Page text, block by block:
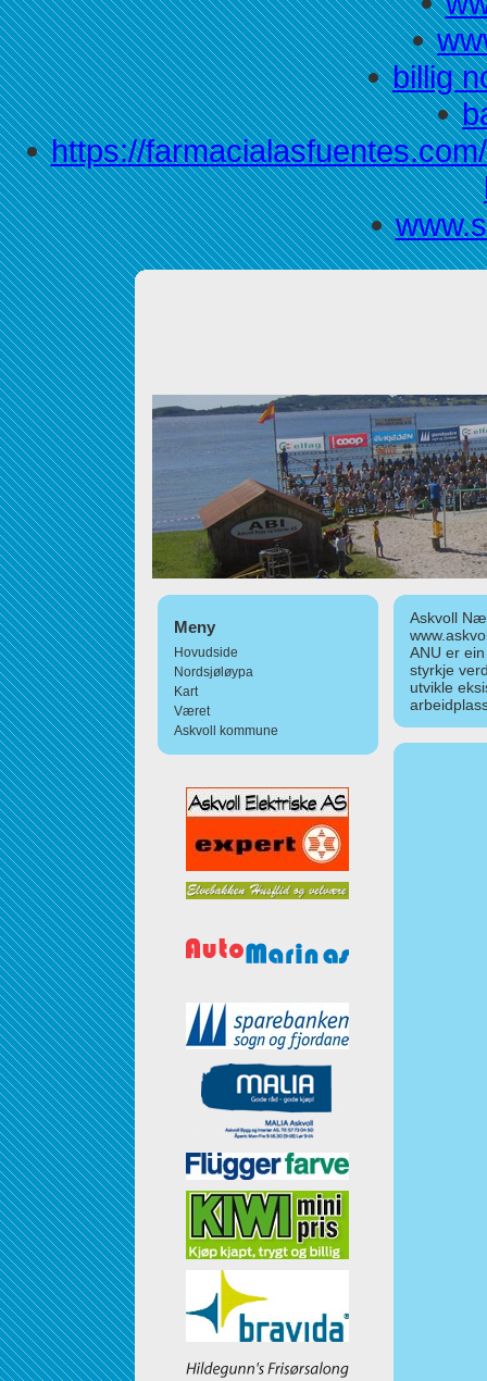
billig
https://
Meny
Hovudside
Nordsjøløypa
Kart
Været
Askvoll kommune
Askvoll
ANU er
styrkje
utvikle